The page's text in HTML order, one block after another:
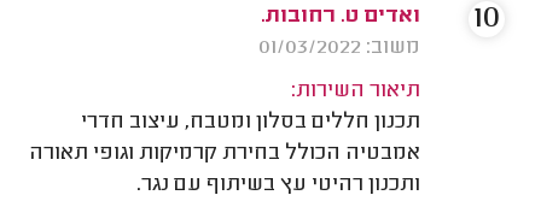
ואדים ט. רחובות.
משוב: 01/03/2022
תיאור השירות:
תכנון חללים בסלון ומטבח, עיצוב חדרי
אמבטיה הכולל בחירת קרמיקות וגופי תאורה
ותכנון רהיטי עץ בשיתוף עם נגר.
10